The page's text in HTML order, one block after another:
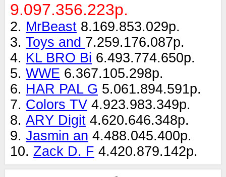
9.097.356.223р.
2. MrBeast 8.169.853.029р.
3. Toys and 7.259.176.087р.
4. KL BRO Bi 6.493.774.650р.
5. WWE 6.367.105.298р.
6. HAR PAL G 5.061.894.591р.
7. Colors TV 4.923.983.349р.
8. ARY Digit 4.620.646.348р.
9. Jasmin an 4.488.045.400р.
10. Zack D. F 4.420.879.142р.